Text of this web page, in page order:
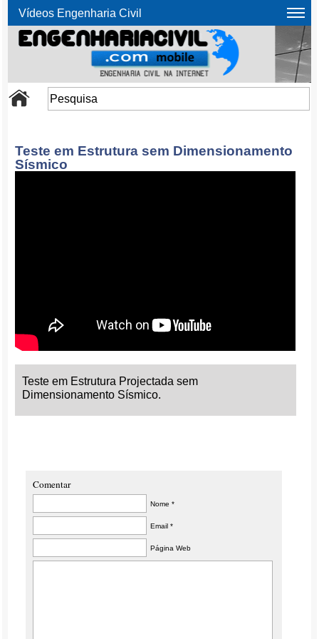
Vídeos Engenharia Civil
Teste em Estrutura sem Dimensionamento
Sísmico
Teste em Estrutura Projectada sem
Dimensionamento Sísmico.
Comentar
Nome *
Email *
Página Web